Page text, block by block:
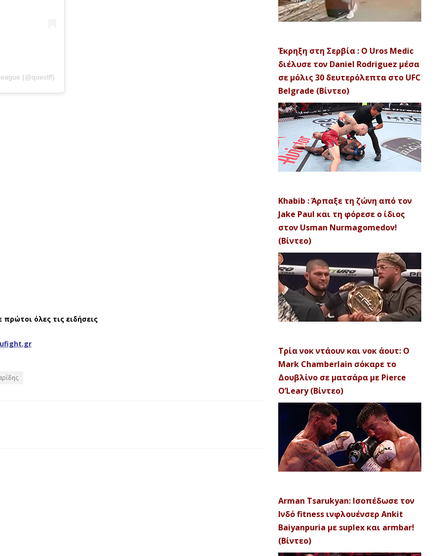
(@questfl)
πρώτοι όλες τις ειδήσεις
ufight.gr
Έκρηξη στη Σερβία : Ο Uros Medic
διέλυσε τον Daniel Rodriguez μέσα
σε μόλις 30 δευτερόλεπτα στο UFC
Belgrade (Βίντεο)
Khabib : Άρπαξε τη ζώνη από τον
Jake Paul και τη φόρεσε ο ίδιος
στον Usman Nurmagomedov!
(Βίντεο)
Τρία νοκ ντάουν και νοκ άουτ: Ο
Mark Chamberlain σόκαρε το
Δουβλίνο σε ματσάρα με Pierce
O’Leary (Βίντεο)
Arman Tsarukyan: Ισοπέδωσε τον
Ινδό fitness ινφλουένσερ Ankit
Baiyanpuria με suplex και armbar!
(Βίντεο)